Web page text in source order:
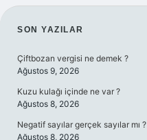
SIDEBAR
SON YAZILAR
Çiftbozan vergisi ne demek ?
Ağustos 9, 2026
Kuzu kulağı içinde ne var ?
Ağustos 8, 2026
Negatif sayılar gerçek sayılar mı ?
Ağustos 8, 2026